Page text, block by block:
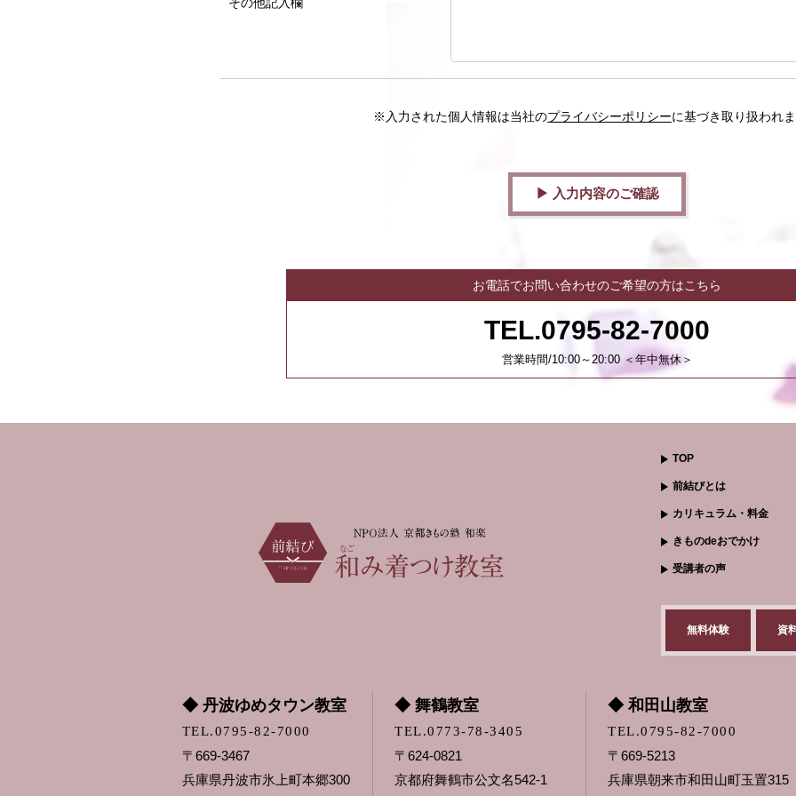
※入力された個人情報は当社のプライバシーポリシーに基づき取り扱われ
▶︎ 入力内容のご確認
お電話でお問い合わせのご希望の方はこちら
TEL.0795-82-7000
営業時間/10:00～20:00 ＜年中無休＞
TOP
前結びとは
カリキュラム・料金
きものdeおでかけ
受講者の声
無料体験 資
◆ 丹波ゆめタウン教室
TEL.0795-82-7000
〒669-3467
兵庫県丹波市氷上町本郷300
◆ 舞鶴教室
TEL.0773-78-3405
〒624-0821
京都府舞鶴市公文名542-1
◆ 和田山教室
TEL.0795-82-7000
〒669-5213
兵庫県朝来市和田山町玉置315